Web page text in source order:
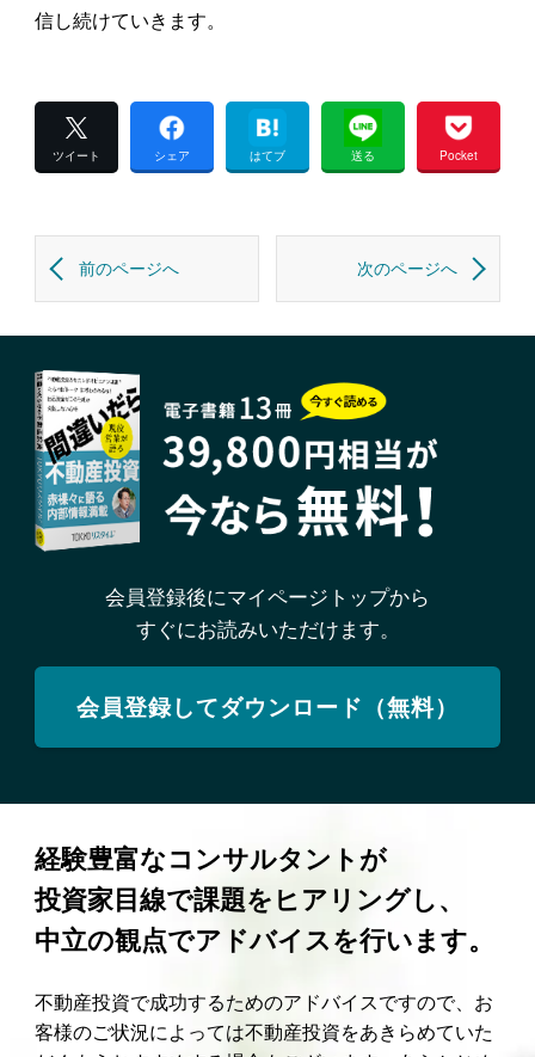
信し続けていきます。
ツイート シェア はてブ 送る Pocket
前のページへ 次のページへ
会員登録後にマイページトップから
すぐにお読みいただけます。
会員登録してダウンロード（無料）
経験豊富なコンサルタントが
投資家目線で課題をヒアリングし、
中立の観点でアドバイスを行います。
不動産投資で成功するためのアドバイスですので、お
客様のご状況によっては不動産投資をあきらめていた